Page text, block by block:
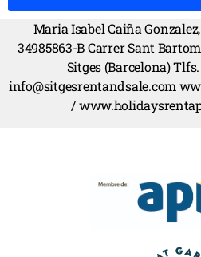
Maria Isabel Caiña
34985863-B Carrer Sant
Sitges (Barcelona)
info@sitgesrentandsale.com
/